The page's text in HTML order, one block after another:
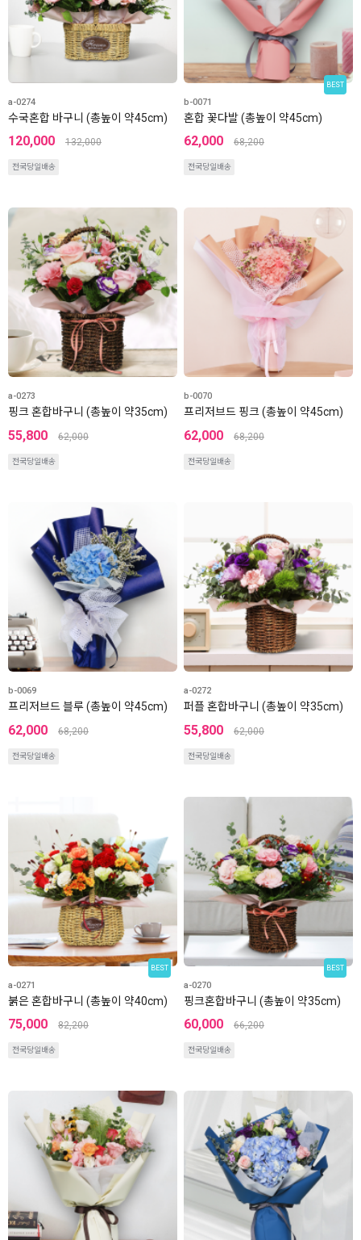
a-0274
수국혼합 바구니 (총높이 약45cm)
120,000 132,000
전국당일배송
BEST
b-0071
혼합 꽃다발 (총높이 약45cm)
62,000 68,200
전국당일배송
a-0273
핑크 혼합바구니 (총높이 약35cm)
55,800 62,000
전국당일배송
b-0070
프리저브드 핑크 (총높이 약45cm)
62,000 68,200
전국당일배송
b-0069
프리저브드 블루 (총높이 약45cm)
62,000 68,200
전국당일배송
a-0272
퍼플 혼합바구니 (총높이 약35cm)
55,800 62,000
전국당일배송
BEST
a-0271
붉은 혼합바구니 (총높이 약40cm)
75,000 82,200
전국당일배송
BEST
a-0270
핑크혼합바구니 (총높이 약35cm)
60,000 66,200
전국당일배송